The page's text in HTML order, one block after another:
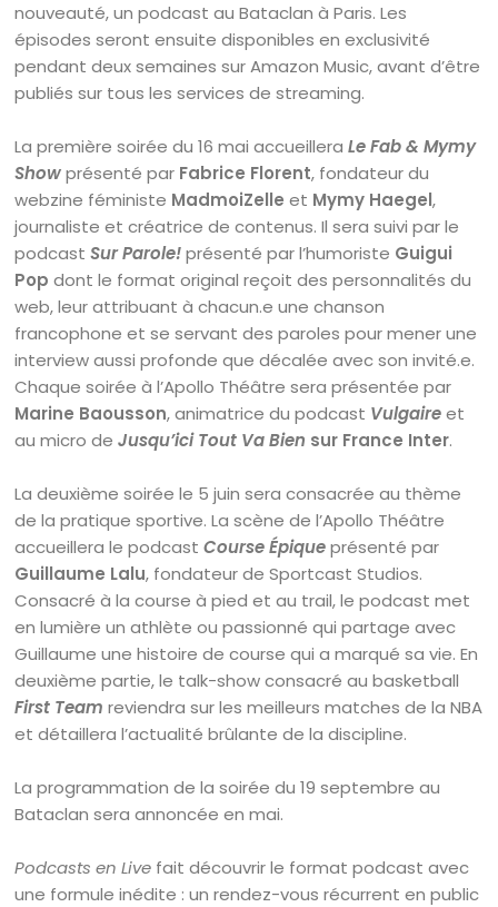
nouveauté, un podcast au Bataclan à Paris. Les
épisodes seront ensuite disponibles en exclusivité
pendant deux semaines sur Amazon Music, avant d’être
publiés sur tous les services de streaming.
La première soirée du 16 mai accueilleraLe Fab & Mymy
Showprésenté par Fabrice Florent, fondateur du
webzine féministe MadmoiZelle et Mymy Haegel,
journaliste et créatrice de contenus. Il sera suivi par le
podcastSur Parole!présenté par l’humoriste Guigui
Pop dont le format original reçoit des personnalités du
web, leur attribuant à chacun.e une chanson
francophone et se servant des paroles pour mener une
interview aussi profonde que décalée avec son invité.e.
Chaque soirée à l’Apollo Théâtre sera présentée par
Marine Baousson, animatrice du podcast Vulgaireet
au micro deJusqu’ici Tout Va Bien sur France Inter.
La deuxième soirée le 5 juin sera consacrée au thème
de la pratique sportive. La scène de l’Apollo Théâtre
accueillera le podcastCourse Épiqueprésenté par
Guillaume Lalu, fondateur de Sportcast Studios.
Consacré à la course à pied et au trail, le podcast met
en lumière un athlète ou passionné qui partage avec
Guillaume une histoire de course qui a marqué sa vie. En
deuxième partie, le talk-show consacré au basketball
First Team reviendra sur les meilleurs matches de la NBA
et détaillera l’actualité brûlante de la discipline.
La programmation de la soirée du 19 septembre au
Bataclan sera annoncée en mai.
Podcasts en Live fait découvrir le format podcast avec
une formule inédite : un rendez-vous récurrent en public